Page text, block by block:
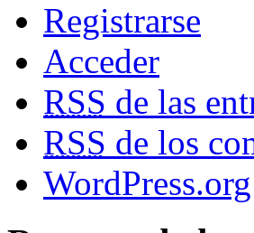
Registrarse
Acceder
RSS de las
RSS de los
WordPress.org